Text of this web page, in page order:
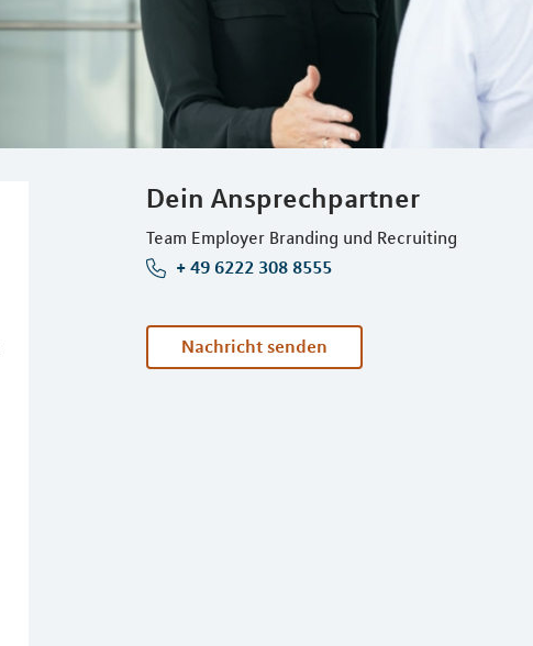
Dein Ansprechpartner
Team Employer Branding und Recruiting
+ 49 6222 308 8555
Nachricht senden